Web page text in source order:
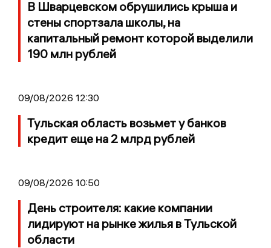
В Шварцевском обрушились крыша и
стены спортзала школы, на
капитальный ремонт которой выделили
190 млн рублей
09/08/2026 12:30
Тульская область возьмет у банков
кредит еще на 2 млрд рублей
09/08/2026 10:50
День строителя: какие компании
лидируют на рынке жилья в Тульской
области